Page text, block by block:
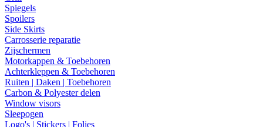
Spiegels
Spoilers
Side Skirts
Carrosserie reparatie
Zijschermen
Motorkappen & Toebehoren
Achterkleppen & Toebehoren
Ruiten | Daken | Toebehoren
Carbon & Polyester delen
Window visors
Sleepogen
Logo's | Stickers | Folies